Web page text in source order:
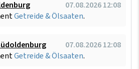
07.08.2026 12:08
Getreide & Ölsaaten.
07.08.2026 12:08
Getreide & Ölsaaten.